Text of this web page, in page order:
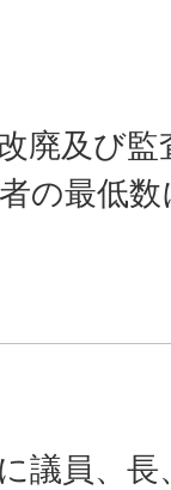
廃及び
の最低
議員、長